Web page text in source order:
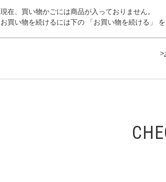
現在、買い物かごには商品が入っておりません。
お買い物を続けるには下の 「お買い物を続ける」 を
>